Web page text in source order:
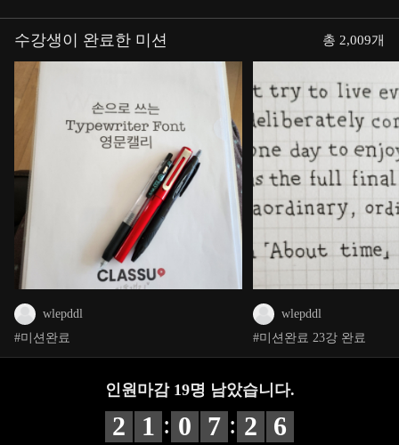
수강생이 완료한 미션 총 2,009개
wlepddl
#미션완료
wlepddl
#미션완료 23강 완료
인원마감 19명 남았습니다.
2 1 : 0 7 : 2 4